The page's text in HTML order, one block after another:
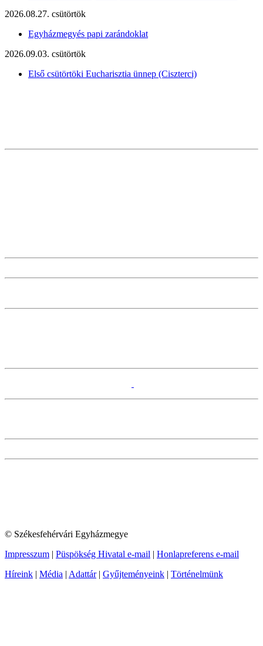
2026.08.27. csütörtök
Egyházmegyés papi zarándoklat
2026.09.03. csütörtök
Első csütörtöki Eucharisztia ünnep (Ciszterci)
© Székesfehérvári Egyházmegye
Impresszum | Püspökség Hivatal e-mail | Honlapreferens e-mail
Híreink | Média | Adattár| Gyűjteményeink | Történelmünk